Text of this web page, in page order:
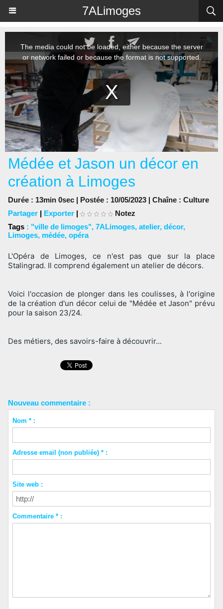
7ALimoges
Médée et Jason un décor en
création à Limoges
Durée : 13min 0sec | Postée : 10/05/2023 | Chaîne : Culture
Partager | Exporter |
Notez
Tags : "ville de limoges", 7ALimoges, atelier, décor,
Limoges, médée, opéra
L'Opéra de Limoges, ce n'est pas que sur la place
Stalingrad. Il comprend également un atelier de décors.
Voici l'occasion de plonger dans les coulisses, à l'origine
de la création d'un décor celui de "Médée et Jason" prévu
pour la saison 23/24.
Des métiers, des savoirs-faire à découvrir...
Nouveau commentaire :
Nom * :
Adresse email (non publiée) * :
Site web :
Commentaire * :